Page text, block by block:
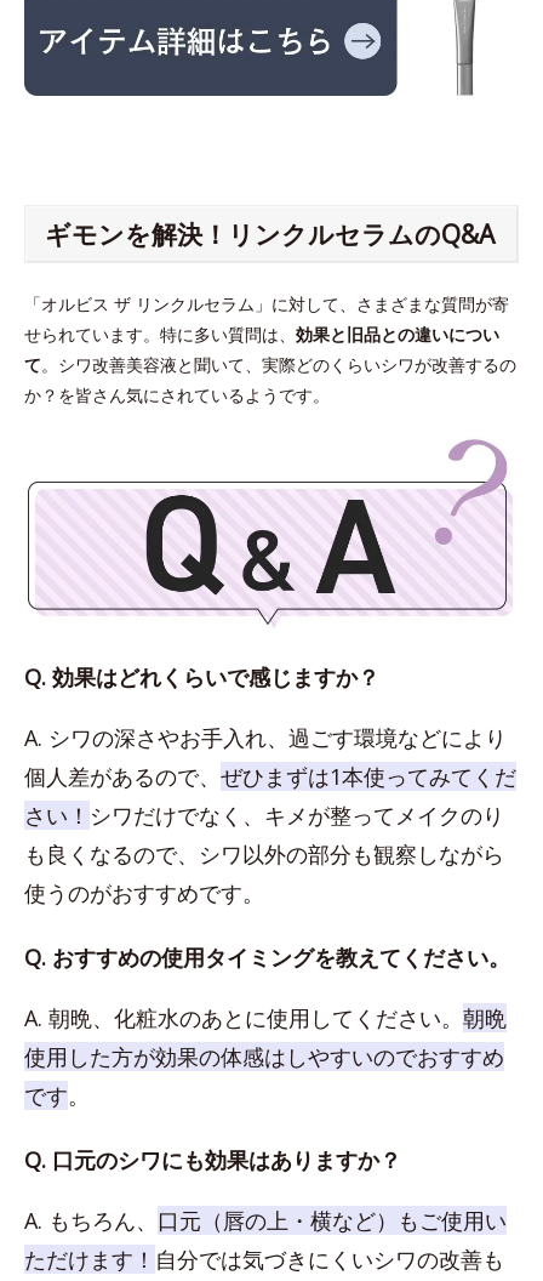
ギモンを解決！リンクルセラムのQ&A
「オルビス ザ リンクルセラム」に対して、さまざまな質問が寄
せられています。特に多い質問は、 効果と旧品との違いについ
て。シワ改善美容液と聞いて、実際どのくらいシワが改善するの
か？を皆さん気にされているようです。
Q. 効果はどれくらいで感じますか？
A. シワの深さやお手入れ、過ごす環境などにより
個人差があるので、 ぜひまずは1本使ってみてくだ
さい！ シワだけでなく、キメが整ってメイクのり
も良くなるので、シワ以外の部分も観察しながら
使うのがおすすめです。
Q. おすすめの使用タイミングを教えてください。
A. 朝晩、化粧水のあとに使用してください。 朝晩
使用した方が効果の体感はしやすいのでおすすめ
です。
Q. 口元のシワにも効果はありますか？
A. もちろん、 口元（唇の上・横など）もご使用い
ただけます！ 自分では気づきにくいシワの改善も